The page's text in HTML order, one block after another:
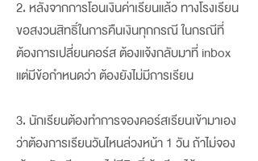
2. หลังจากการโอนเงินค่าเรียนแล้ว ทางโรงเรียน
ขอสงวนสิทธิ์ในการคืนเงินทุกกรณี ในกรณีที่
ต้องการเปลี่ยนคอร์ส ต้องแจ้งกลับมาที่ inbox
แต่มีข้อกำหนดว่า ต้องยังไม่มีการเรียน
3. นักเรียนต้องทำการจองคอร์สเรียนเข้ามาเอง
ว่าต้องการเรียนวันไหนล่วงหน้า 1 วัน ถ้าไม่จอง